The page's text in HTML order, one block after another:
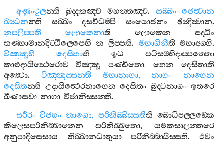
අණුංථූලන‍්ති ඛුද‍්දකඤ‍්ච මහන‍්තඤ‍්ච. සබ‍්බං
ඡෙත්‍වාන
බන්‍ධනන‍්ති සබ‍්බං දසවිධම‍්පි සංයොජනං ඡින්‍දිත්‍වාන.
නුපලිප‍්පති
ලොකෙනාති ලොකෙන
සද‍්ධිං
තණ‍්හාමානදිට‍්ඨිලෙපෙහි න ලිප‍්පති. මහාගිනීති මහාඅග‍්ගි.
විඤ‍්ඤූහි
දෙසිතාති ඉධ
පටිසම‍්භිදාප‍්පත‍්තො
කාළුදායිත්‍ථෙරොව
විඤ‍්ඤූ පණ‍්ඩිතො, තෙන
දෙසිතාති
අත්‍ථො. විඤ‍්ඤස‍්සන‍්ති මහානාගා,නාගං
නාගෙන
දෙසිතන‍්ති උදායිත්‍ථෙරනාගෙන දෙසිතං බුද‍්ධනාගං ඉතරෙ
ඛීණාසවා නාගා විජානිස‍්සන‍්ති.
සරීරං විජහං නාගො, පරිනිබ‍්බිස‍්සතීති බොධිපල‍්ලඞ‍්කෙ
කිලෙසපරිනිබ‍්බානෙන
පරිනිබ‍්බුතො, යමකසාලන‍්තරෙ
අනුපාදිසෙසාය
නිබ‍්බානධාතුයා පරිනිබ‍්බායිස‍්සති. එවං